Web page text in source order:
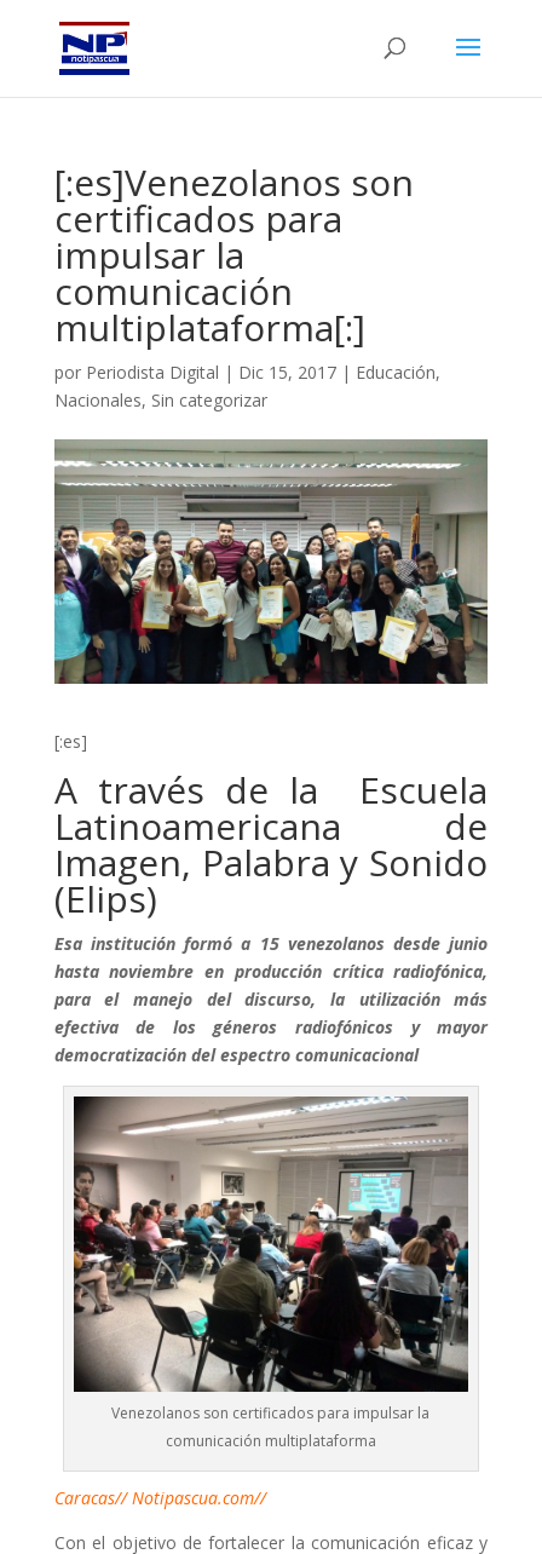
[:es]Venezolanos son
certificados para
impulsar la
comunicación
multiplataforma[:]
por Periodista Digital | Dic 15, 2017| Educación,
Nacionales, Sin categorizar
[:es]
A través de la Escuela
Latinoamericana de
Imagen, Palabra y Sonido
(Elips)
Esa institución formó a 15 venezolanos desde junio
hasta noviembre en producción crítica radiofónica,
para el manejo deldiscurso, la utilización más
efectiva de los géneros radiofónicos y mayor
democratización del espectro comunicacional
Venezolanos son certificados para impulsar la
comunicación multiplataforma
Caracas// Notipascua.com//
Con el objetivo de fortalecer la comunicación eficazy